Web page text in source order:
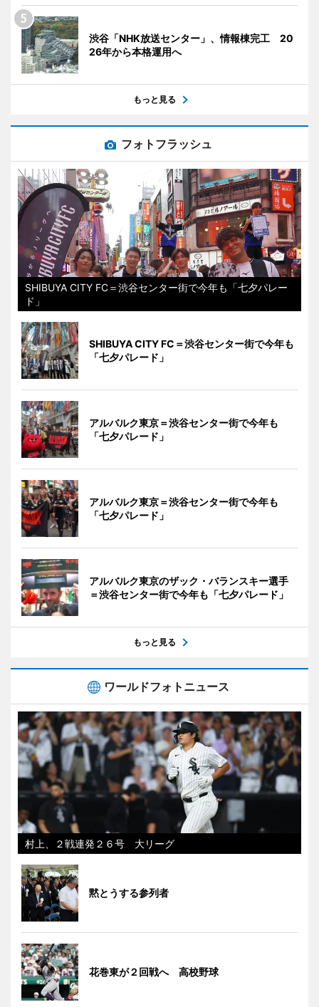
渋谷「NHK放送センター」、情報棟完工 20
26年から本格運用へ
もっと見る
フォトフラッシュ
SHIBUYA CITY FC＝渋谷センター街で今年も「七夕パレー
ド」
SHIBUYA CITY FC＝渋谷センター街で今年も
「七夕パレード」
アルバルク東京＝渋谷センター街で今年も
「七夕パレード」
アルバルク東京＝渋谷センター街で今年も
「七夕パレード」
アルバルク東京のザック・バランスキー選手
＝渋谷センター街で今年も「七夕パレード」
もっと見る
ワールドフォトニュース
村上、２戦連発２６号 大リーグ
黙とうする参列者
花巻東が２回戦へ 高校野球